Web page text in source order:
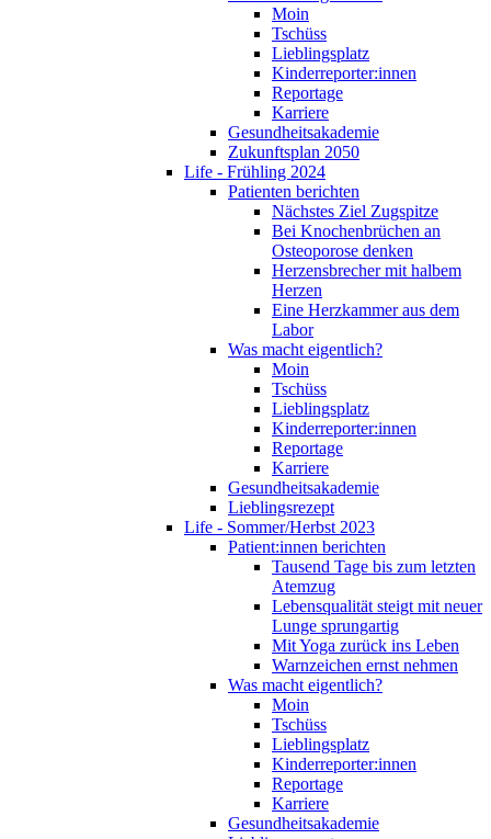
Moin
Tschüss
Lieblingsplatz
Kinderreporter:innen
Reportage
Karriere
Gesundheitsakademie
Zukunftsplan 2050
Life - Frühling 2024
Patienten berichten
Nächstes Ziel Zugspitze
Bei Knochenbrüchen an
Osteoporose denken
Herzensbrecher mit halbem
Herzen
Eine Herzkammer aus dem
Labor
Was macht eigentlich?
Moin
Tschüss
Lieblingsplatz
Kinderreporter:innen
Reportage
Karriere
Gesundheitsakademie
Lieblingsrezept
Life - Sommer/Herbst 2023
Patient:innen berichten
Tausend Tage bis zum letzten
Atemzug
Lebensqualität steigt mit neuer
Lunge sprungartig
Mit Yoga zurück ins Leben
Warnzeichen ernst nehmen
Was macht eigentlich?
Moin
Tschüss
Lieblingsplatz
Kinderreporter:innen
Reportage
Karriere
Gesundheitsakademie